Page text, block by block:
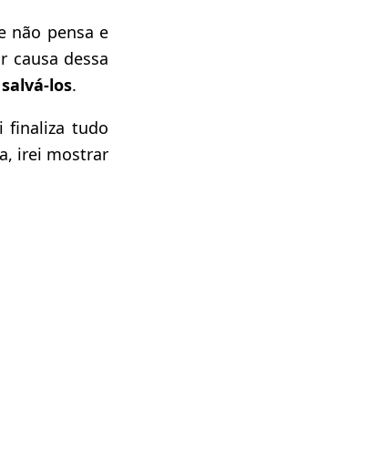
não pensa e
causa dessa
salvá-los.
finaliza tudo
irei mostrar